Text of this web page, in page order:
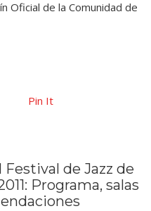
Oficial de la Comunidad de
Pin It
Festival de Jazz de
Programa, salas